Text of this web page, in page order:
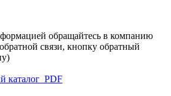
обращайтесь в компанию
связи, кнопку обратный
каталог_PDF